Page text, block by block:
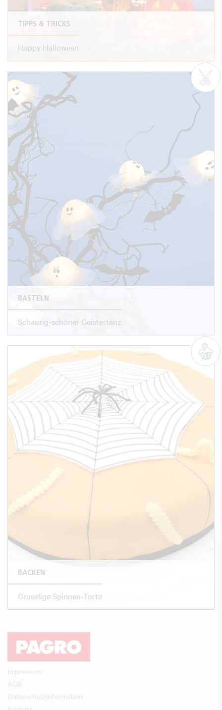
TIPPS & TRICKS
Happy Halloween
BASTELN
Schaurig-schöner Geistertanz
BACKEN
Gruselige Spinnen-Torte
Impressum
AGB
Datenschutzinformation